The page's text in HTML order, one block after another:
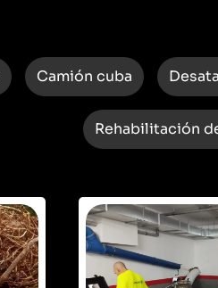
Camión cuba
Rehabilitación